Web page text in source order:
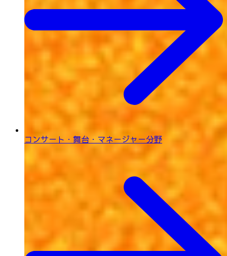
コンサート・舞台・ マネージャー分野